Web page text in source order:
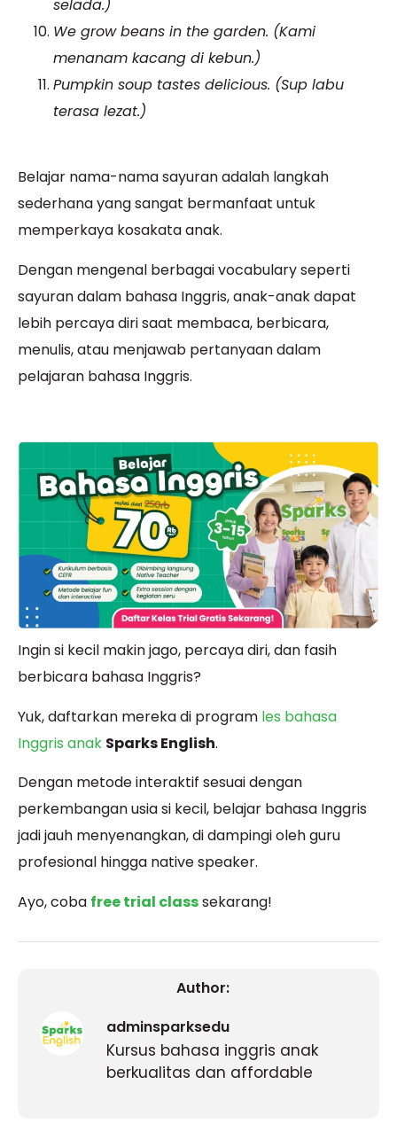
selada.)
We grow beans in the garden. (Kami
menanam kacang di kebun.)
Pumpkin soup tastes delicious. (Sup labu
terasa lezat.)
Belajar nama-nama sayuran adalah langkah
sederhana yang sangat bermanfaat untuk
memperkaya kosakata anak.
Dengan mengenal berbagai vocabulary seperti
sayuran dalam bahasa Inggris, anak-anak dapat
lebih percaya diri saat membaca, berbicara,
menulis, atau menjawab pertanyaan dalam
pelajaran bahasa Inggris.
Ingin si kecil makin jago, percaya diri, dan fasih
berbicara bahasa Inggris?
Yuk, daftarkan mereka di program les bahasa
Inggris anak Sparks English.
Dengan metode interaktif sesuai dengan
perkembangan usia si kecil, belajar bahasa Inggris
jadi jauh menyenangkan, di dampingi oleh guru
profesional hingga native speaker.
Ayo, coba free trial classsekarang!
Author:
adminsparksedu
Kursus bahasa inggris anak
berkualitas dan affordable